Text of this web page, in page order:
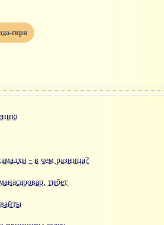
гири
- в чем разница?
тибет